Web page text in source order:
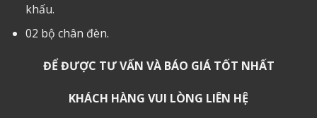
khấu.
02 bộ chân đèn.
ĐỂ ĐƯỢC TƯ VẤN VÀ BÁO GIÁ TỐT NHẤT
KHÁCH HÀNG VUI LÒNG LIÊN HỆ